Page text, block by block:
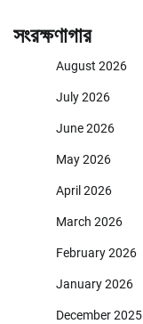
সংরক্ষণাগার
August 2026
July 2026
June 2026
May 2026
April 2026
March 2026
February 2026
January 2026
December 2025